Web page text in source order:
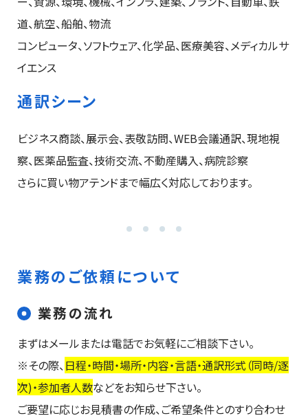
道、航空、船舶、物流
コンピュータ、ソフトウェア、化学品、医療美容、メディカルサ
イエンス
通訳シーン
ビジネス商談、展示会、表敬訪問、WEB会議通訳、現地視
察、医薬品監査、技術交流、不動産購入、病院診察
さらに買い物アテンドまで幅広く対応しております。
業務のご依頼について
業務の流れ
まずはメールまたは電話でお気軽にご相談下さい。
※その際、 日程・時間・場所・内容・言語・通訳形式（同時/逐
次)・参加者人数などをお知らせ下さい。
ご要望に応じお見積書の作成、ご希望条件とのすり合わせ